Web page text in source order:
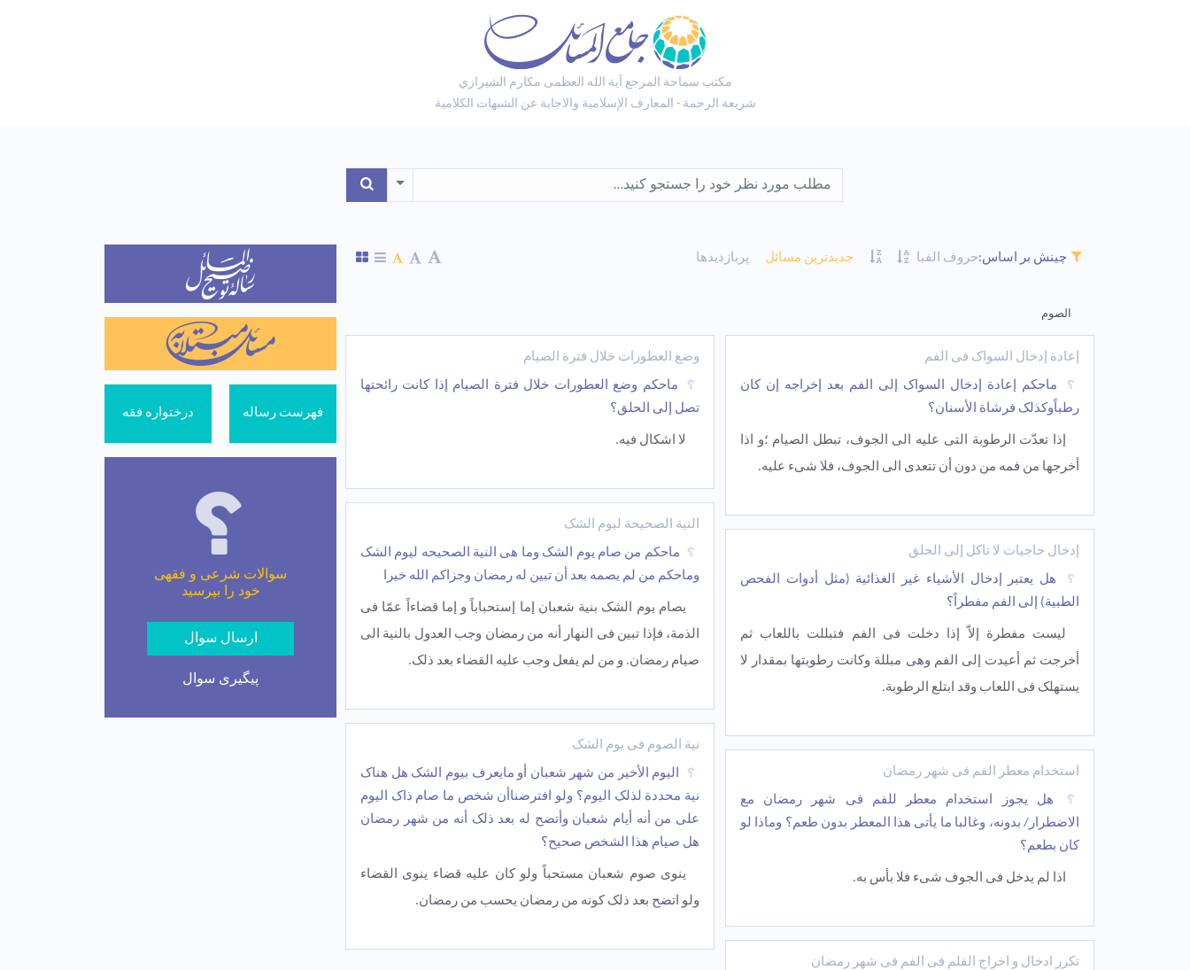
مكتب سماحة المرجع آية الله العظمى مكارم الشيرازي
شريعة الرحمة - المعارف الإسلامية والاجابة عن الشبهات الكلامية
Toggle Dropdown
چینش بر اساس:حروف الفبا جدیدترین مسائل پربازدیدها
الصوم
إعادة إدخال السواک فی الفم
ماحکم إعادة إدخال السواک إلى الفم بعد إخراجه إن کان
رطباًوکذلک فرشاة الأسنان؟
إذا تعدّت الرطوبة التی علیه الی الجوف، تبطل الصیام ؛و اذا
أخرجها من فمه من دون أن تتعدی الی الجوف، فلا شیء علیه.
إدخال حاجیات لا تأکل إلى الحلق
هل یعتبر إدخال الأشیاء غیر الغذائیة (مثل أدوات الفحص
الطبیة) إلى الفم مفطراً؟
لیست مفطرة إلاّ إذا دخلت فی الفم فتبللت باللعاب ثم
أخرجت ثم أعیدت إلى الفم وهی مبللة وکانت رطوبتها بمقدار لا
یستهلک فی اللعاب وقد ابتلع الرطوبة.
أستخدام معطر الفم فی شهر رمضان
هل یجوز استخدام معطر للفم فی شهر رمضان مع
الاضطرار/ بدونه، وغالبا ما یأتی هذا المعطر بدون طعم؟ وماذا لو
کان بطعم؟
اذا لم یدخل فی الجوف شیء فلا بأس به.
تکرر ادخال و اخراج القلم فی الفم فی شهر رمضان
وضع العطورات خلال فترة الصیام
ماحکم وضع العطورات خلال فترة الصیام إذا کانت رائحتها
تصل إلى الحلق؟
لا اشکال فیه.
النیة الصحیحة لیوم الشک
ماحکم من صام یوم الشک وما هی النیة الصحیحه لیوم الشک
وماحکم من لم یصمه بعد أن تبین له رمضان وجزاکم الله خیرا
یصام یوم الشک بنیة شعبان إما إستحباباً و إما قضاءاً عمّا فی
الذمة، فإذا تبین فی النهار أنه من رمضان وجب العدول بالنیة الی
صیام رمضان. و من لم یفعل وجب علیه القضاء بعد ذلک.
نیة الصوم فی یوم الشک
الیوم الأخیر من شهر شعبان أو مایعرف بیوم الشک هل هناک
نیة محددة لذلک الیوم؟ ولو افترضناأن شخص ما صام ذاک الیوم
على من أنه أیام شعبان وأتضح له بعد ذلک أنه من شهر رمضان
هل صیام هذا الشخص صحیح؟
ینوی صوم شعبان مستحباً ولو کان علیه قضاء ینوی القضاء
ولو اتضح بعد ذلک کونه من رمضان یحسب من رمضان.
فهرست رساله درختواره فقه
سوالات شرعی و فقهی
خود را بپرسید
ارسال سوال
پیگیری سوال